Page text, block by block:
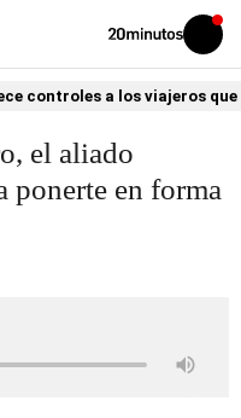
Volver
Iniciar
sesión
controles a los viajeros
el aliado
ponerte en forma